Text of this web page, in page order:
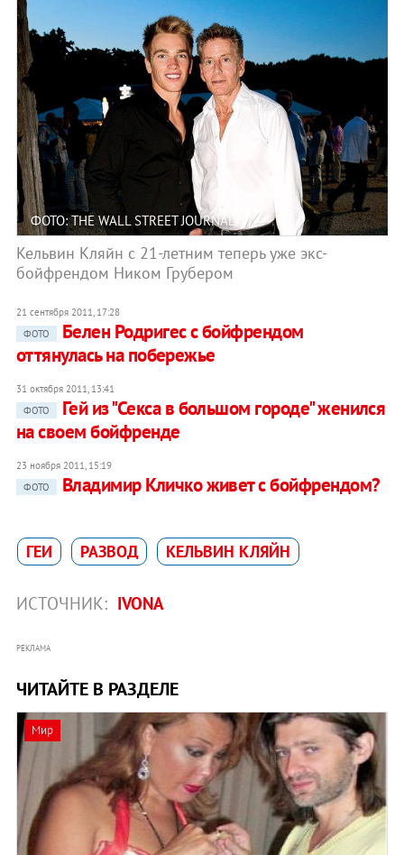
ФОТО: THE WALL STREET JOURNAL
Кельвин Кляйн с 21-летним теперь уже экс-
бойфрендом Ником Грубером
21 сентября 2011, 17:28
ФОТО
Белен Родригес с бойфрендом
оттянулась на побережье
31 октября 2011, 13:41
ФОТО
Гей из "Секса в большом городе" женился
на своем бойфренде
23 ноября 2011, 15:19
ФОТО
Владимир Кличко живет с бойфрендом?
ГЕИ РАЗВОД КЕЛЬВИН КЛЯЙН
ИСТОЧНИК: IVONA
РЕКЛАМА
ЧИТАЙТЕ В РАЗДЕЛЕ
Мир